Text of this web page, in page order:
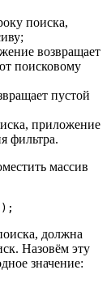
поиска,
возвращает
поисковому
пустой
приложение
фильтра.
массив
должна
Назовём эту
значение: